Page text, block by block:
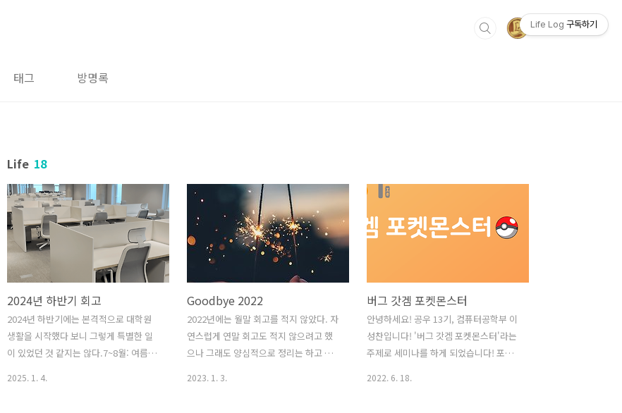
태그 방명록
Life 18
2024년 하반기 회고
2024년 하반기에는 본격적으로 대학원
생활을 시작했다 보니 그렇게 특별한 일
이 있었던 것 같지는 않다.7~8월: 여름방
2025. 1. 4.
Goodbye 2022
2022년에는 월말 회고를 적지 않았다. 자
연스럽게 연말 회고도 적지 않으려고 했
으나 그래도 양심적으로 정리는 하고 가
2023. 1. 3.
버그 갓겜 포켓몬스터
안녕하세요! 공우 13기, 컴퓨터공학부 이
성찬입니다! '버그 갓겜 포켓몬스터'라는
주제로 세미나를 하게 되었습니다! 포켓
2022. 6. 18.
Life Log 구독하기